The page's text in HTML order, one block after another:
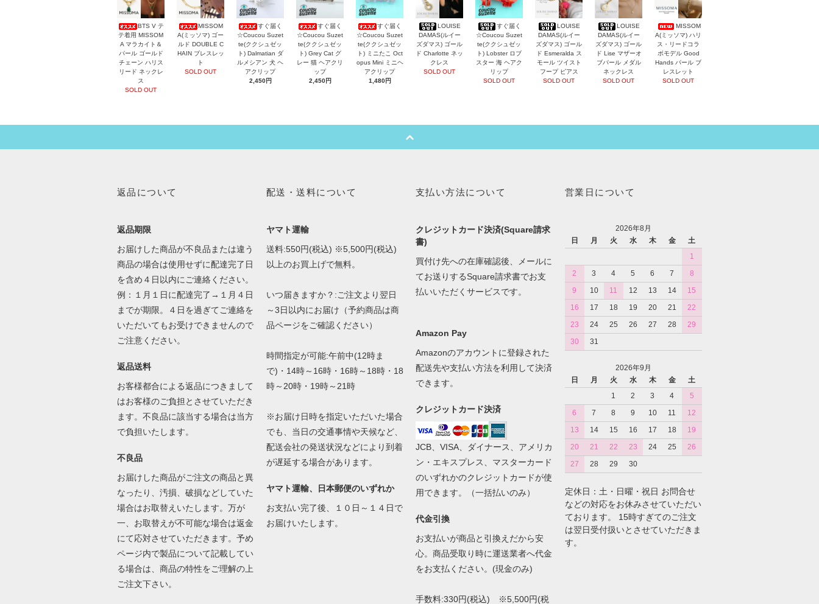
BTS V テ
テ着用 MISSOM
A マラカイト＆
パール ゴールド
チェーン ハリス
リード ネックレ
ス
SOLD OUT
MISSOM
A(ミッソマ) ゴー
ルド DOUBLE C
HAIN ブレスレッ
ト
SOLD OUT
すぐ届く
☆Coucou Suzet
te(ククシュゼッ
ト) Dalmatian ダ
ルメシアン 犬 ヘ
アクリップ
2,450円
すぐ届く
☆Coucou Suzet
te(ククシュゼッ
ト) Grey Cat グ
レー 猫 ヘアクリ
ップ
2,450円
すぐ届く
☆Coucou Suzet
te(ククシュゼッ
ト) ミニたこ Oct
opus Mini ミニヘ
アクリップ
1,480円
LOUISE
DAMAS(ルイー
ズダマス) ゴール
ド Charlotte ネッ
クレス
SOLD OUT
すぐ届く
☆Coucou Suzet
te(ククシュゼッ
ト) Lobster ロブ
スター 海 ヘアク
リップ
SOLD OUT
LOUISE
DAMAS(ルイー
ズダマス) ゴール
ド Esmeralda ス
モール ツイスト
フープ ピアス
SOLD OUT
LOUISE
DAMAS(ルイー
ズダマス) ゴール
ド Lise マザーオ
ブパール メダル
ネックレス
SOLD OUT
MISSOM
A(ミッソマ) ハリ
ス・リードコラ
ボモデル Good
Hands パール ブ
レスレット
SOLD OUT
返品について
返品期限
お届けした商品が不良品または違う
商品の場合は使用せずに配達完了日
を含め４日以内にご連絡ください。
例：１月１日に配達完了→１月４日
までが期限。４日を過ぎてご連絡を
いただいてもお受けできませんので
ご注意ください。
返品送料
お客様都合による返品につきまして
はお客様のご負担とさせていただき
ます。不良品に該当する場合は当方
で負担いたします。
不良品
お届けした商品がご注文の商品と異
なったり、汚損、破損などしていた
場合はお取替えいたします。万が
一、お取替えが不可能な場合は返金
にて応対させていただきます。予め
ページ内で製品について記載してい
る場合は、商品の特性をご理解の上
ご注文下さい。
配送・送料について
ヤマト運輸
送料:550円(税込) ※5,500円(税込)
以上のお買上げで無料。
いつ届きますか？:ご注文より翌日
～3日以内にお届け（予約商品は商
品ページをご確認ください）
時間指定が可能:午前中(12時ま
で)・14時～16時・16時～18時・18
時～20時・19時～21時
※お届け日時を指定いただいた場合
でも、当日の交通事情や天候など、
配送会社の発送状況などにより到着
が遅延する場合があります。
ヤマト運輸、日本郵便のいずれか
お支払い完了後、１０日～１４日で
お届けいたします。
支払い方法について
クレジットカード決済(Square請求
書)
買付け先への在庫確認後、メールに
てお送りするSquare請求書でお支
払いいただくサービスです。
Amazon Pay
Amazonのアカウントに登録された
配送先や支払い方法を利用して決済
できます。
クレジットカード決済
JCB、VISA、ダイナース、アメリカ
ン・エキスプレス、マスターカード
のいずれかのクレジットカードが使
用できます。（一括払いのみ）
代金引換
お支払いが商品と引換えだから安
心。商品受取り時に運送業者へ代金
をお支払ください。(現金のみ)
手数料:330円(税込) ※5,500円(税
営業日について
2026年8月
日
月 火 水 木 金
土
1
2
3 4 5 6 7
8
9
10 11 12 13 14
15
16
17 18 19 20 21
22
23
24 25 26 27 28
29
30
31
2026年9月
日
月 火 水 木 金
土
1
2 3 4
5
6
7 8 9 10 11
12
13
14 15 16 17 18
19
20
21 22 23 24 25
26
27
28 29 30
定休日：土・日曜・祝日 お問合せ
などの対応をお休みさせていただい
ております。 15時すぎてのご注文
は翌日受付扱いとさせていただきま
す。